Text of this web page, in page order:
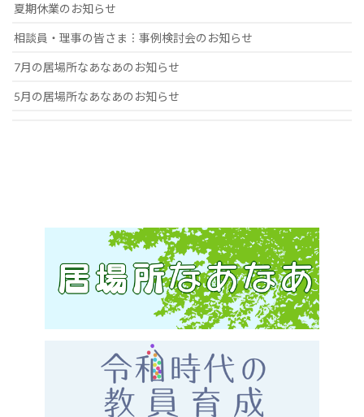
夏期休業のお知らせ
相談員・理事の皆さま︙事例検討会のお知らせ
7月の居場所なあなあのお知らせ
5月の居場所なあなあのお知らせ